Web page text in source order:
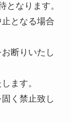
なります。
となる場合
断りいたし
ます。
く禁止致し